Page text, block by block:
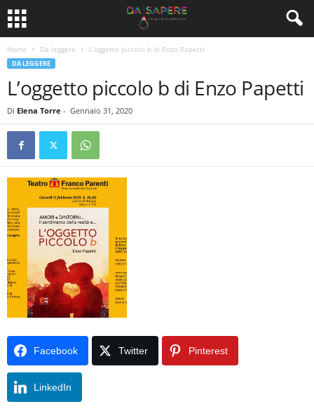
Home Da leggere L’oggetto piccolo b di Enzo Papetti
DA LEGGERE
L’oggetto piccolo b di Enzo Papetti
Di Elena Torre - Gennaio 31, 2020
Facebook Twitter Pinterest
LinkedIn